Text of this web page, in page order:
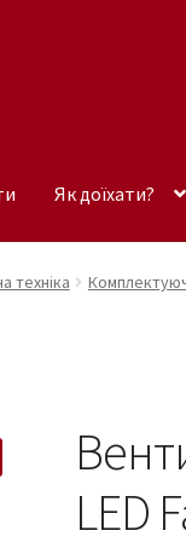
Як доїхати?
техніка
LED